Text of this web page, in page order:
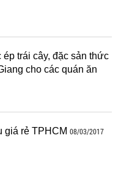
ép trái cây, đặc sản thức
cho các quán ăn
giá rẻ TPHCM 08/03/2017